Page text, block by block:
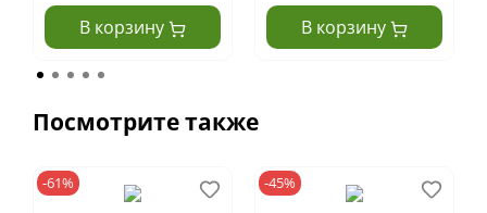
В корзину В корзину
Посмотрите также
-61% -45%